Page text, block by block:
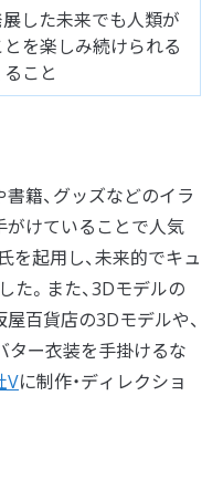
した未来でも人類が
を楽しみ続けられる
こと
籍、グッズなどのイラ
がけていることで人気
を起用し、未来的でキュ
た。また、3Dモデルの
百貨店の3Dモデルや、
ター衣装を手掛けるな
Vに制作・ディレクショ